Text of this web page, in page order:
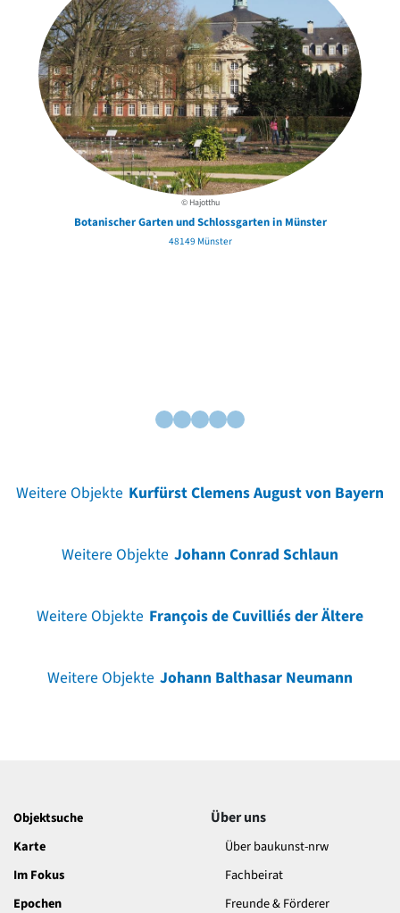
© Hajotthu
Botanischer Garten und Schlossgarten in Münster
48149 Münster
Weitere Objekte Kurfürst Clemens August von Bayern
Weitere Objekte Johann Conrad Schlaun
Weitere Objekte François de Cuvilliés der Ältere
Weitere Objekte Johann Balthasar Neumann
Objektsuche
Karte
Im Fokus
Epochen
Über uns
Über baukunst-nrw
Fachbeirat
Freunde & Förderer